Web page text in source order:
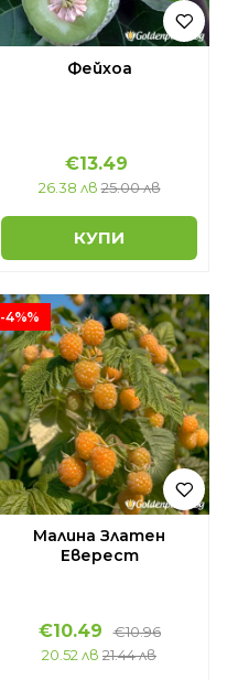
Фейхоа
€13.49
26.38 лв 25.00 лв
КУПИ
-4%%
Малина Златен
Еверест
€10.49
€10.96
20.52 лв 21.44 лв